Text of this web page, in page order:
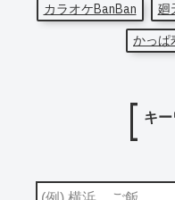
カラオケBanBan
廻
かっぱ
キ